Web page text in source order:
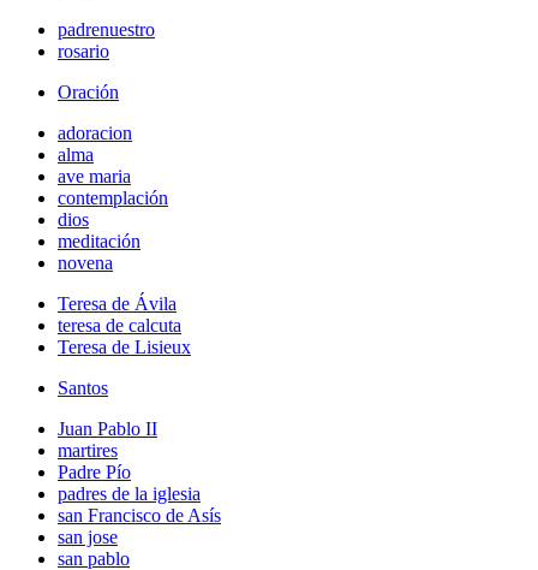
padrenuestro
rosario
Oración
adoracion
alma
ave maria
contemplación
dios
meditación
novena
Teresa de Ávila
teresa de calcuta
Teresa de Lisieux
Santos
Juan Pablo II
martires
Padre Pío
padres de la iglesia
san Francisco de Asís
san jose
san pablo